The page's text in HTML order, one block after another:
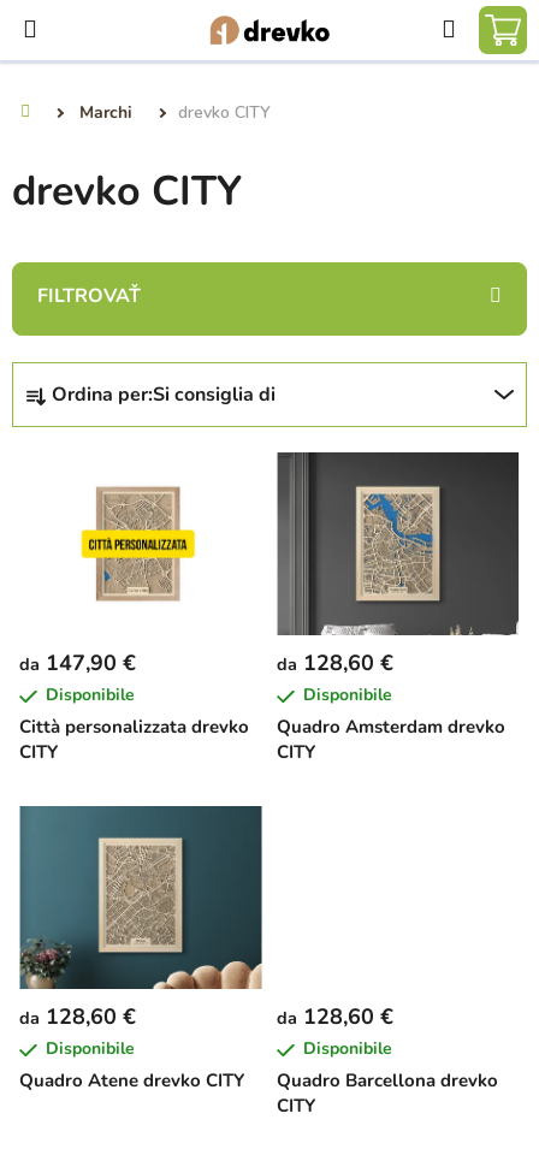
contenuto
Ricerca
Marchi drevko CITY
drevko CITY
d
t
o
d
e
p
o
t
Ordina per:Si consiglia di
d
e
p
o
Città personalizzata drevko
CITY
da 147,90 €
Disponibile
Quadro Amsterdam drevko
CITY
da 128,60 €
Disponibile
Quadro Atene drevko CITY
da 128,60 €
Disponibile
Quadro Barcellona drevko
CITY
da 128,60 €
Disponibile